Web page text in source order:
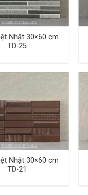
Nhật 30×60 cm
TD-25
Nhật 30×60 cm
TD-21